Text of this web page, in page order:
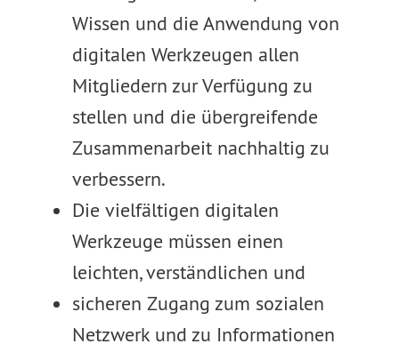
Wissen und die Anwendung von
digitalen Werkzeugen allen
Mitgliedern zur Verfügung zu
stellen und die übergreifende
Zusammenarbeit nachhaltig zu
verbessern.
Die vielfältigen digitalen
Werkzeuge müssen einen
leichten, verständlichen und
sicheren Zugang zum sozialen
Netzwerk und zu Informationen